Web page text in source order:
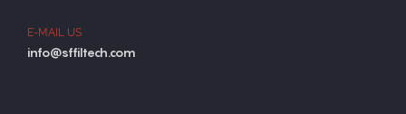
E-MAIL US
info@sffiltech.com